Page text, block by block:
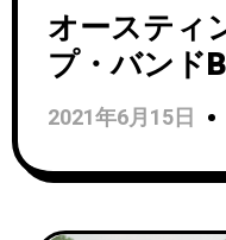
オースティ
プ・バンド
バム『
のマーク・
クスとマス
2021年6月15日